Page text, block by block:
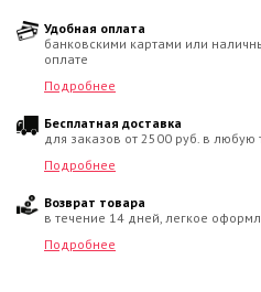
Удобная оплата
банковскими картами или
оплате
Подробнее
Бесплатная доставка
для заказов от 2500 руб. в любую
Подробнее
Возврат товара
в течение 14 дней, легкое
Подробнее